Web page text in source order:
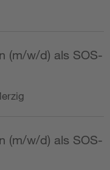
(m/w/d) als SOS-
(m/w/d) als SOS-